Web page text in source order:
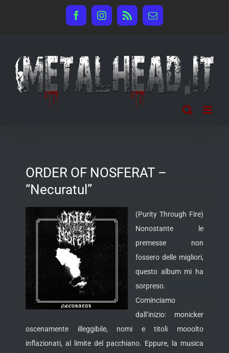
FacebookInstagram
Rss Email
ORDER OF NOSFERAT –
“Necuratul”
(Purity Through Fire)
Nonostante le
premesse non
fossero delle migliori,
questo album mi ha
sorpreso.
Cominciamo
dall’inizio: monicker
oscenamente illeggibile, nomi e titoli mooolto
inflazionati, al limite del pacchiano. Eppure, la musica